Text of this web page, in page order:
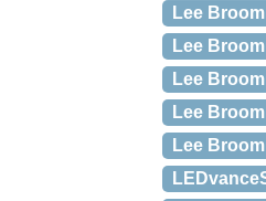
Lee
Lee
Lee
Lee
Lee